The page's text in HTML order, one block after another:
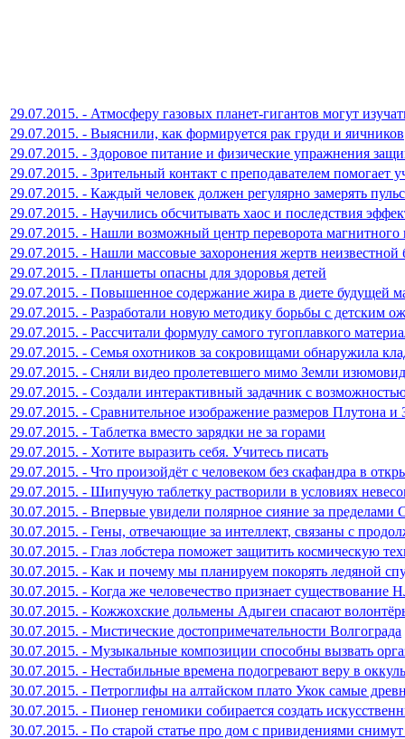
29.07.2015. - Атмосферу газовых планет-гигантов могут
29.07.2015. - Выяснили, как формируется рак груди и яичников
29.07.2015. - Здоровое питание и физические упражнения
29.07.2015. - Зрительный контакт с преподавателем помогает
29.07.2015. - Каждый человек должен регулярно замерять пульс
29.07.2015. - Научились обсчитывать хаос и последствия
29.07.2015. - Нашли возможный центр переворота магнитного
29.07.2015. - Нашли массовые захоронения жертв неизвестной
29.07.2015. - Планшеты опасны для здоровья детей
29.07.2015. - Повышенное содержание жира в диете будущей
29.07.2015. - Разработали новую методику борьбы с детским
29.07.2015. - Рассчитали формулу самого тугоплавкого
29.07.2015. - Семья охотников за сокровищами обнаружила
29.07.2015. - Сняли видео пролетевшего мимо Земли
29.07.2015. - Создали интерактивный задачник с
29.07.2015. - Сравнительное изображение размеров Плутона и
29.07.2015. - Таблетка вместо зарядки не за горами
29.07.2015. - Хотите выразить себя. Учитесь писать
29.07.2015. - Что произойдёт с человеком без скафандра в
29.07.2015. - Шипучую таблетку растворили в условиях
30.07.2015. - Впервые увидели полярное сияние за пределами
30.07.2015. - Гены, отвечающие за интеллект, связаны с
30.07.2015. - Глаз лобстера поможет защитить космическую
30.07.2015. - Как и почему мы планируем покорять ледяной
30.07.2015. - Когда же человечество признает существование
30.07.2015. - Кожжохские дольмены Адыгеи спасают
30.07.2015. - Мистические достопримечательности Волгограда
30.07.2015. - Музыкальные композиции способны вызвать
30.07.2015. - Нестабильные времена подогревают веру в
30.07.2015. - Петроглифы на алтайском плато Укок самые
30.07.2015. - Пионер геномики собирается создать
30.07.2015. - По старой статье про дом с привидениями